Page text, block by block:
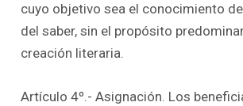
cuyo objetivo sea el conocimiento
del saber, sin el propósito
creación literaria.
Artículo 4º.- Asignación. Los